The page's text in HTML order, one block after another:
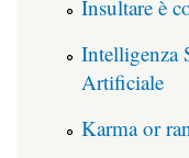
Insultare è
Intelligenza
Artificiale
Karma or